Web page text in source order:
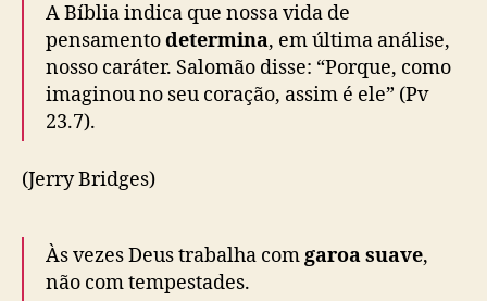
A Bíblia indica que nossa vida de
pensamentodetermina, em última análise,
nosso caráter. Salomão disse: “Porque, como
imaginou no seu coração, assim é ele” (Pv
23.7).
(Jerry Bridges)
Às vezes Deus trabalha comgaroa suave,
não com tempestades.